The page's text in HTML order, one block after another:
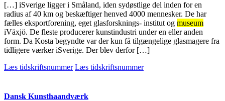
[…] iSverige ligger i Småland, iden sydøstlige del inden for en
radius af 40 km og beskæftiger henved 4000 mennesker. De har
fælles eksportforening, eget glasforsknings- institut og museum
iVäxjö. De fleste producerer kunstindustri under en eller anden
form. Da Kosta begyndte var der kun få tilgængelige glasmagere fra
tidligere værker iSverige. Der blev derfor […]
Læs tidskriftsnummer Læs tidskriftsnummer
Dansk Kunsthaandværk